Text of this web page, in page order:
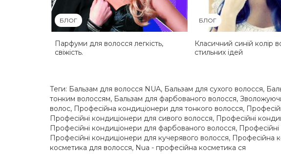
БЛОГ
Парфуми для волосся легкість,
свіжість.
БЛОГ
Класичний синій колір
стильних ідей
Теги: Бальзам для волосся NUA, Бальзам для сухого волосся,
тонким волоссям, Бальзам для фарбованого волосся,
волос, Професійна кондиціонери для тонкого волосся,
Професійні кондиціонери для сивого волосся, Професійні
Професійні кондиціонери для фарбованого волосся,
Професійні кондиціонери для кучерявого волосся, Професійна
косметика для волосся, Nua - професійна косметика ся